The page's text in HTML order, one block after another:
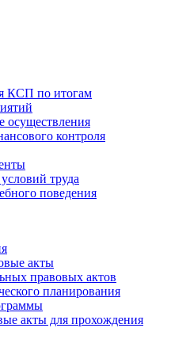
КСП по итогам
осуществления
контроля
труда
поведения
акты
правовых актов
планирования
акты для прохождения